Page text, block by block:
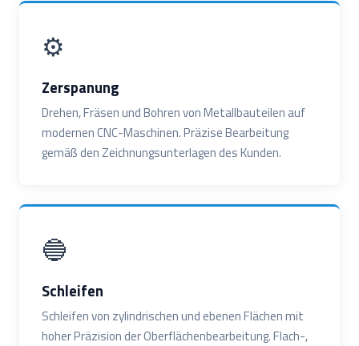
⚙️
Zerspanung
Drehen, Fräsen und Bohren von Metallbauteilen auf
modernen CNC-Maschinen. Präzise Bearbeitung
gemäß den Zeichnungsunterlagen des Kunden.
🔵
Schleifen
Schleifen von zylindrischen und ebenen Flächen mit
hoher Präzision der Oberflächenbearbeitung. Flach-,